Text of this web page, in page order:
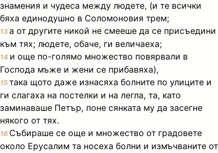
знамения и чудеса между людете, (и те всички
бяха единодушно в Соломоновия трем;
13 а от другите никой не смееше да се присъедини
към тях; людете, обаче, ги величаеха;
14 и още по-голямо множество повярвали в
Господа мъже и жени се прибавяха),
15така щото даже изнасяха болните по улиците и
ги слагаха на постелки и на легла, та, като
заминаваше Петър, поне сянката му да засегне
някого от тях.
16 Събираше се още и множество от градовете
около Ерусалим та носеха болни и измъчваните от